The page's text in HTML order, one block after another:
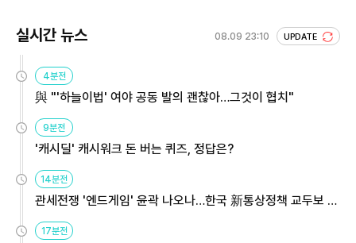
실시간 뉴스 08.09 23:10 UPDATE
4분전
與 "'하늘이법' 여야 공동 발의 괜찮아…그것이 협치"
9분전
'캐시딜' 캐시워크 돈 버는 퀴즈, 정답은?
14분전
관세전쟁 '엔드게임' 윤곽 나오나…한국 新통상정책 교두보 활
용해야
17분전